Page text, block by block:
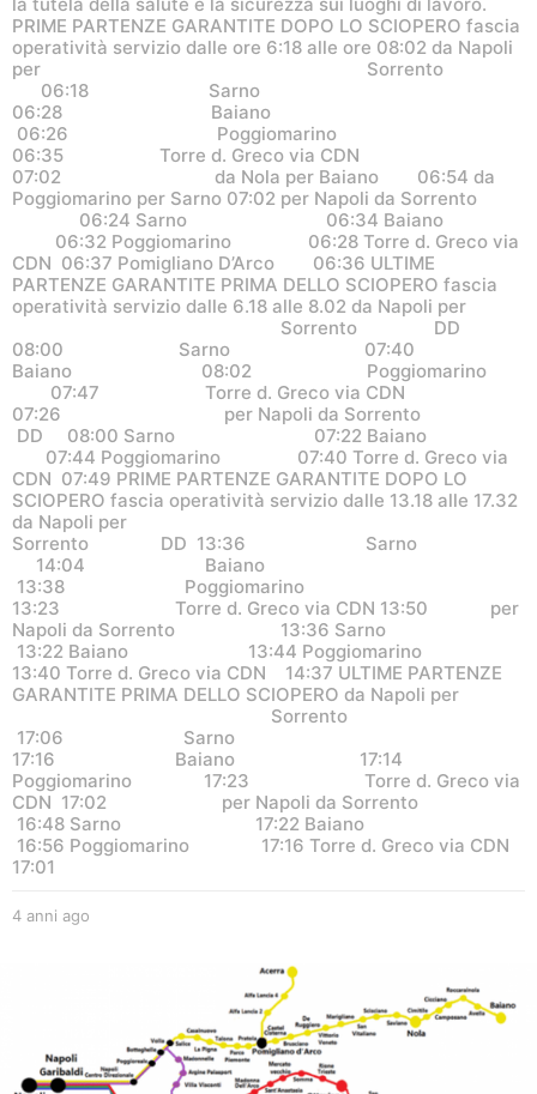
PRIME PARTENZE GARANTITE DOPO LO SCIOPERO fascia
operatività servizio dalle ore 6:18 alle ore 08:02 da Napoli
per Sorrento
06:18 Sarno
06:28 Baiano
06:26 Poggiomarino
06:35 Torre d. Greco via CDN
07:02 da Nola per Baiano 06:54 da
Poggiomarino per Sarno 07:02 per Napoli da Sorrento
06:24 Sarno 06:34 Baiano
06:32 Poggiomarino 06:28 Torre d. Greco via
CDN 06:37 Pomigliano D’Arco 06:36 ULTIME
PARTENZE GARANTITE PRIMA DELLO SCIOPERO fascia
operatività servizio dalle 6.18 alle 8.02 da Napoli per
Sorrento DD
08:00 Sarno 07:40
Baiano 08:02 Poggiomarino
07:47 Torre d. Greco via CDN
07:26 per Napoli da Sorrento
DD 08:00 Sarno 07:22 Baiano
07:44 Poggiomarino 07:40 Torre d. Greco via
CDN 07:49 PRIME PARTENZE GARANTITE DOPO LO
SCIOPERO fascia operatività servizio dalle 13.18 alle 17.32
da Napoli per
Sorrento DD 13:36 Sarno
14:04 Baiano
13:38 Poggiomarino
13:23 Torre d. Greco via CDN 13:50 per
Napoli da Sorrento 13:36 Sarno
13:22 Baiano 13:44 Poggiomarino
13:40 Torre d. Greco via CDN 14:37 ULTIME PARTENZE
GARANTITE PRIMA DELLO SCIOPERO da Napoli per
Sorrento
17:06 Sarno
17:16 Baiano 17:14
Poggiomarino 17:23 Torre d. Greco via
CDN 17:02 per Napoli da Sorrento
16:48 Sarno 17:22 Baiano
16:56 Poggiomarino 17:16 Torre d. Greco via CDN
17:01
4 anni ago
o